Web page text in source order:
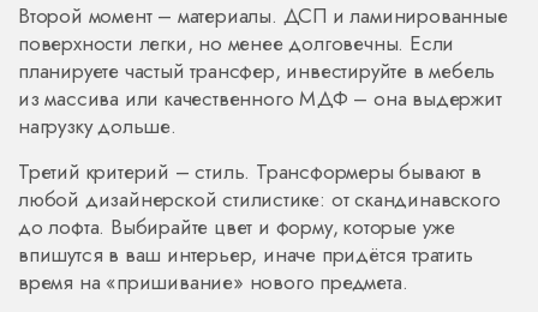
Второй момент – материалы. ДСП и ламинированные
поверхности легки, но менее долговечны. Если
планируете частый трансфер, инвестируйте в мебель
из массива или качественного МДФ – она выдержит
нагрузку дольше.
Третий критерий – стиль. Трансформеры бывают в
любой дизайнерской стилистике: от скандинавского
до лофта. Выбирайте цвет и форму, которые уже
впишутся в ваш интерьер, иначе придётся тратить
время на «пришивание» нового предмета.